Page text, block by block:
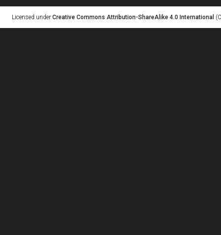
Licensed under Creative Commons Attribution-ShareAlike 4.0 International